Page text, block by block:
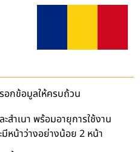
อกข้อมูลให้ครบถ้วน
สำเนา พร้อมอายุการใช้งาน
หน้าว่างอย่างน้อย 2 หน้า